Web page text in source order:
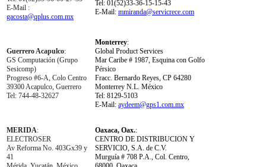
E-Mail :
gacosta@qplus.com.mx
Tel: 01(52)33-36-15-15-43
E-Mail: mmiranda@servicrece.com
Guerrero Acapulco:
GS Computación (Grupo
Sesicomp)
Progreso #6-A, Colo Centro
39300 Acapulco, Guerrero
Tel: 744-48-32627
Monterrey:
Global Product Services
Mar Caribe # 1987, Esquina con Golfo
Pérsico
Fracc. Bernardo Reyes, CP 64280
Monterrey N.L. México
Tel: 8129-5103
E-Mail: aydeem@gps1.com.mx
MERIDA:
ELECTROSER
Av Reforma No. 403Gx39 y
41
Oaxaca, Oax.:
CENTRO DE DISTRIBUCION Y
SERVICIO, S.A. de C.V.
Murguía # 708 P.A., Col. Centro,